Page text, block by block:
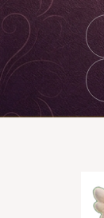
跳
至
主
要
內